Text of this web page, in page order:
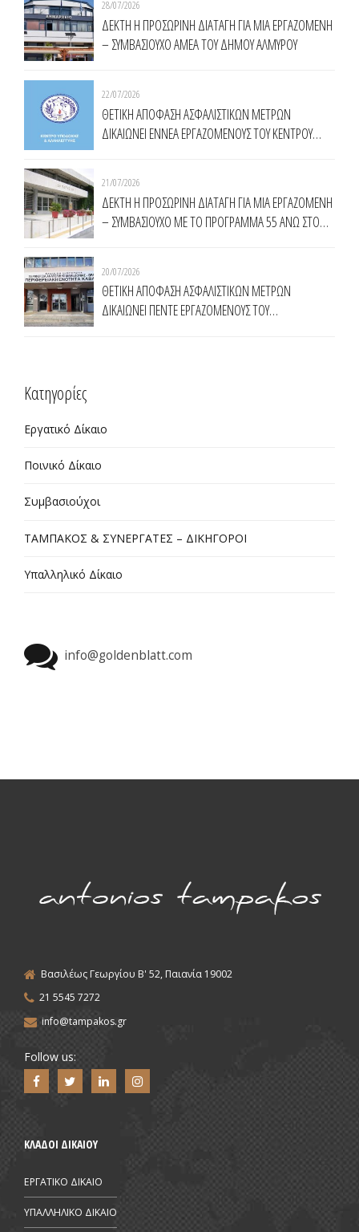
28/07/2026
ΔΕΚΤΗ Η ΠΡΟΣΩΡΙΝΗ ΔΙΑΤΑΓΗ ΓΙΑ ΜΙΑ ΕΡΓΑΖΟΜΕΝΗ
– ΣΥΜΒΑΣΙΟΥΧΟ ΑΜΕΑ ΤΟΥ ΔΗΜΟΥ ΑΛΜΥΡΟΥ
22/07/2026
ΘΕΤΙΚΗ ΑΠΟΦΑΣΗ ΑΣΦΑΛΙΣΤΙΚΩΝ ΜΕΤΡΩΝ
ΔΙΚΑΙΩΝΕΙ ΕΝNΕΑ ΕΡΓΑΖΟΜΕΝΟΥΣ ΤΟΥ ΚΕΝΤΡΟΥ
21/07/2026
ΔΕΚΤΗ Η ΠΡΟΣΩΡΙΝΗ ΔΙΑΤΑΓΗ ΓΙΑ ΜΙΑ ΕΡΓΑΖΟΜΕΝΗ
– ΣΥΜΒΑΣΙΟΥΧΟ ΜΕ ΤΟ ΠΡΟΓΡΑΜΜΑ 55 ΑΝΩ ΣΤΟ
20/07/2026
ΘΕΤΙΚΗ ΑΠΟΦΑΣΗ ΑΣΦΑΛΙΣΤΙΚΩΝ ΜΕΤΡΩΝ
ΔΙΚΑΙΩΝΕΙ ΠΕΝΤΕ ΕΡΓΑΖΟΜΕΝΟΥΣ ΤΟΥ
Kατηγορίες
Εργατικό Δίκαιο
Ποινικό Δίκαιο
Συμβασιούχοι
ΤΑΜΠΑΚΟΣ & ΣΥΝΕΡΓΑΤΕΣ – ΔΙΚΗΓΟΡΟΙ
Υπαλληλικό Δίκαιο
info@goldenblatt.com
Βασιλέως Γεωργίου Β' 52, Παιανία 19002
21 5545 7272
info@tampakos.gr
Follow us:
ΚΛΑΔΟΙ ΔΙΚΑΙΟΥ
ΕΡΓΑΤΙΚΟ ΔΙΚΑΙΟ
ΥΠΑΛΛΗΛΙΚΟ ΔΙΚΑΙΟ